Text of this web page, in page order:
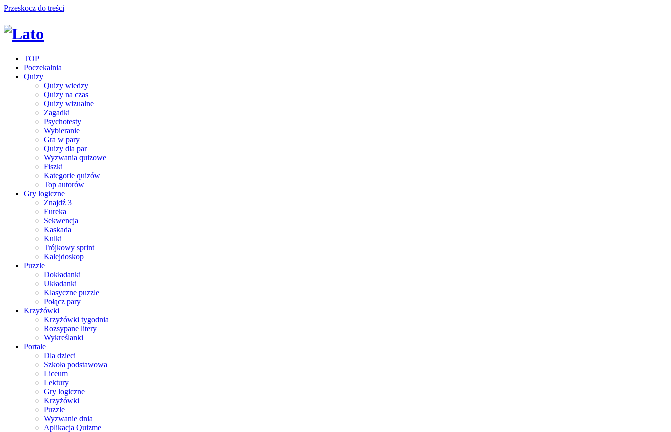
Przeskocz do treści
TOP
Poczekalnia
Quizy
Quizy wiedzy
Quizy na czas
Quizy wizualne
Zagadki
Psychotesty
Wybieranie
Gra w pary
Quizy dla par
Wyzwania quizowe
Fiszki
Kategorie quizów
Top autorów
Gry logiczne
Znajdź 3
Eureka
Sekwencja
Kaskada
Kulki
Trójkowy sprint
Kalejdoskop
Puzzle
Dokładanki
Układanki
Klasyczne puzzle
Połącz pary
Krzyżówki
Krzyżówki tygodnia
Rozsypane litery
Wykreślanki
Portale
Dla dzieci
Szkoła podstawowa
Liceum
Lektury
Gry logiczne
Krzyżówki
Puzzle
Wyzwanie dnia
Aplikacja Quizme